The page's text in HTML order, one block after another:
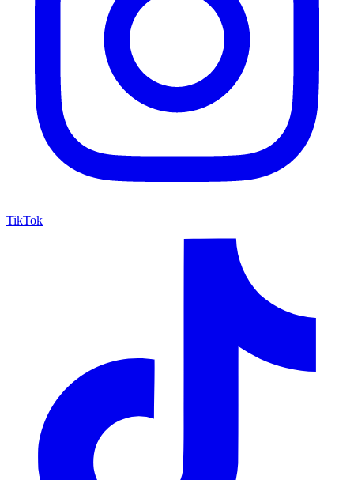
TikTok